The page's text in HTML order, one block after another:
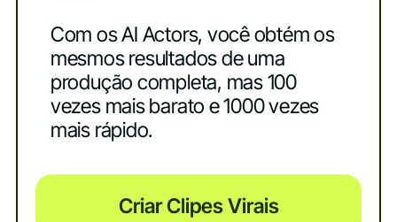
Com os AI Actors, você obtém os
mesmos resultados de uma
produção completa, mas 100
vezes mais barato e 1000 vezes
mais rápido.
Criar Clipes Virais